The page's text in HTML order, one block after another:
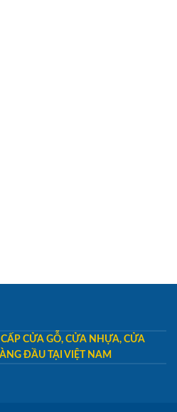
CỬA GỖ, CỬA NHỰA, CỬA
ĐẦU TẠI VIỆT NAM